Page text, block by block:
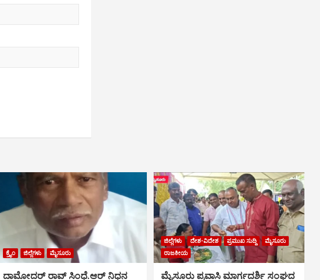
ಕ್ರೈಂ ಜಿಲ್ಲೆಗಳು ಮೈಸೂರು
ದಾಮೋದರ್ ರಾವ್ ಸಿಂಧೆ.ಆರ್ ನಿಧನ
ಜಿಲ್ಲೆಗಳು ದೇಶ-ವಿದೇಶ ಪ್ರಮುಖ ಸುದ್ದಿ
ಮೈಸೂರು
ರಾಜಕೀಯ
ಮೈಸೂರು ಪ್ರವಾಸಿ ಮಾರ್ಗದರ್ಶಿ ಸಂಘದ